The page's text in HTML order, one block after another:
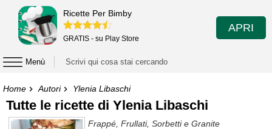
Ricette Per Bimby
GRATIS - su Play Store
APRI
Menù
Home Autori Ylenia Libaschi
Tutte le ricette di Ylenia Libaschi
Frappé, Frullati, Sorbetti e Granite